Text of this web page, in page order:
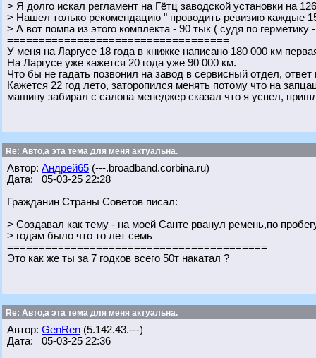
> Я долго искал регламент на Гётц заводской установки на
> Нашел только рекомендацию " проводить ревизию каждые
> А вот помпа из этого комплекта - 90 тык ( судя по герметику
===================================
У меня на Ларгусе 18 года в книжке написано 180 000 км
На Ларгусе уже кажется 20 года уже 90 000 км.
Что бы не гадать позвонил на завод в сервисный отдел,
Кажется 22 год лето, заторопился менять потому что на
машину забирал с салона менеджер сказал что я успел,
Re: Авто,а эта тема для меня актуальна.
Автор: Андрей65 (---.broadband.corbina.ru)
Дата: 05-03-25 22:28
Гражданин Страны Советов писал:
> Создавал как тему - на моей Санте рванул ремень,по
> годам было что то лет семь
=========================================
Это как же ты за 7 годков всего 50т накатал ?
Re: Авто,а эта тема для меня актуальна.
Автор: GenRen (5.142.43.---)
Дата: 05-03-25 22:36